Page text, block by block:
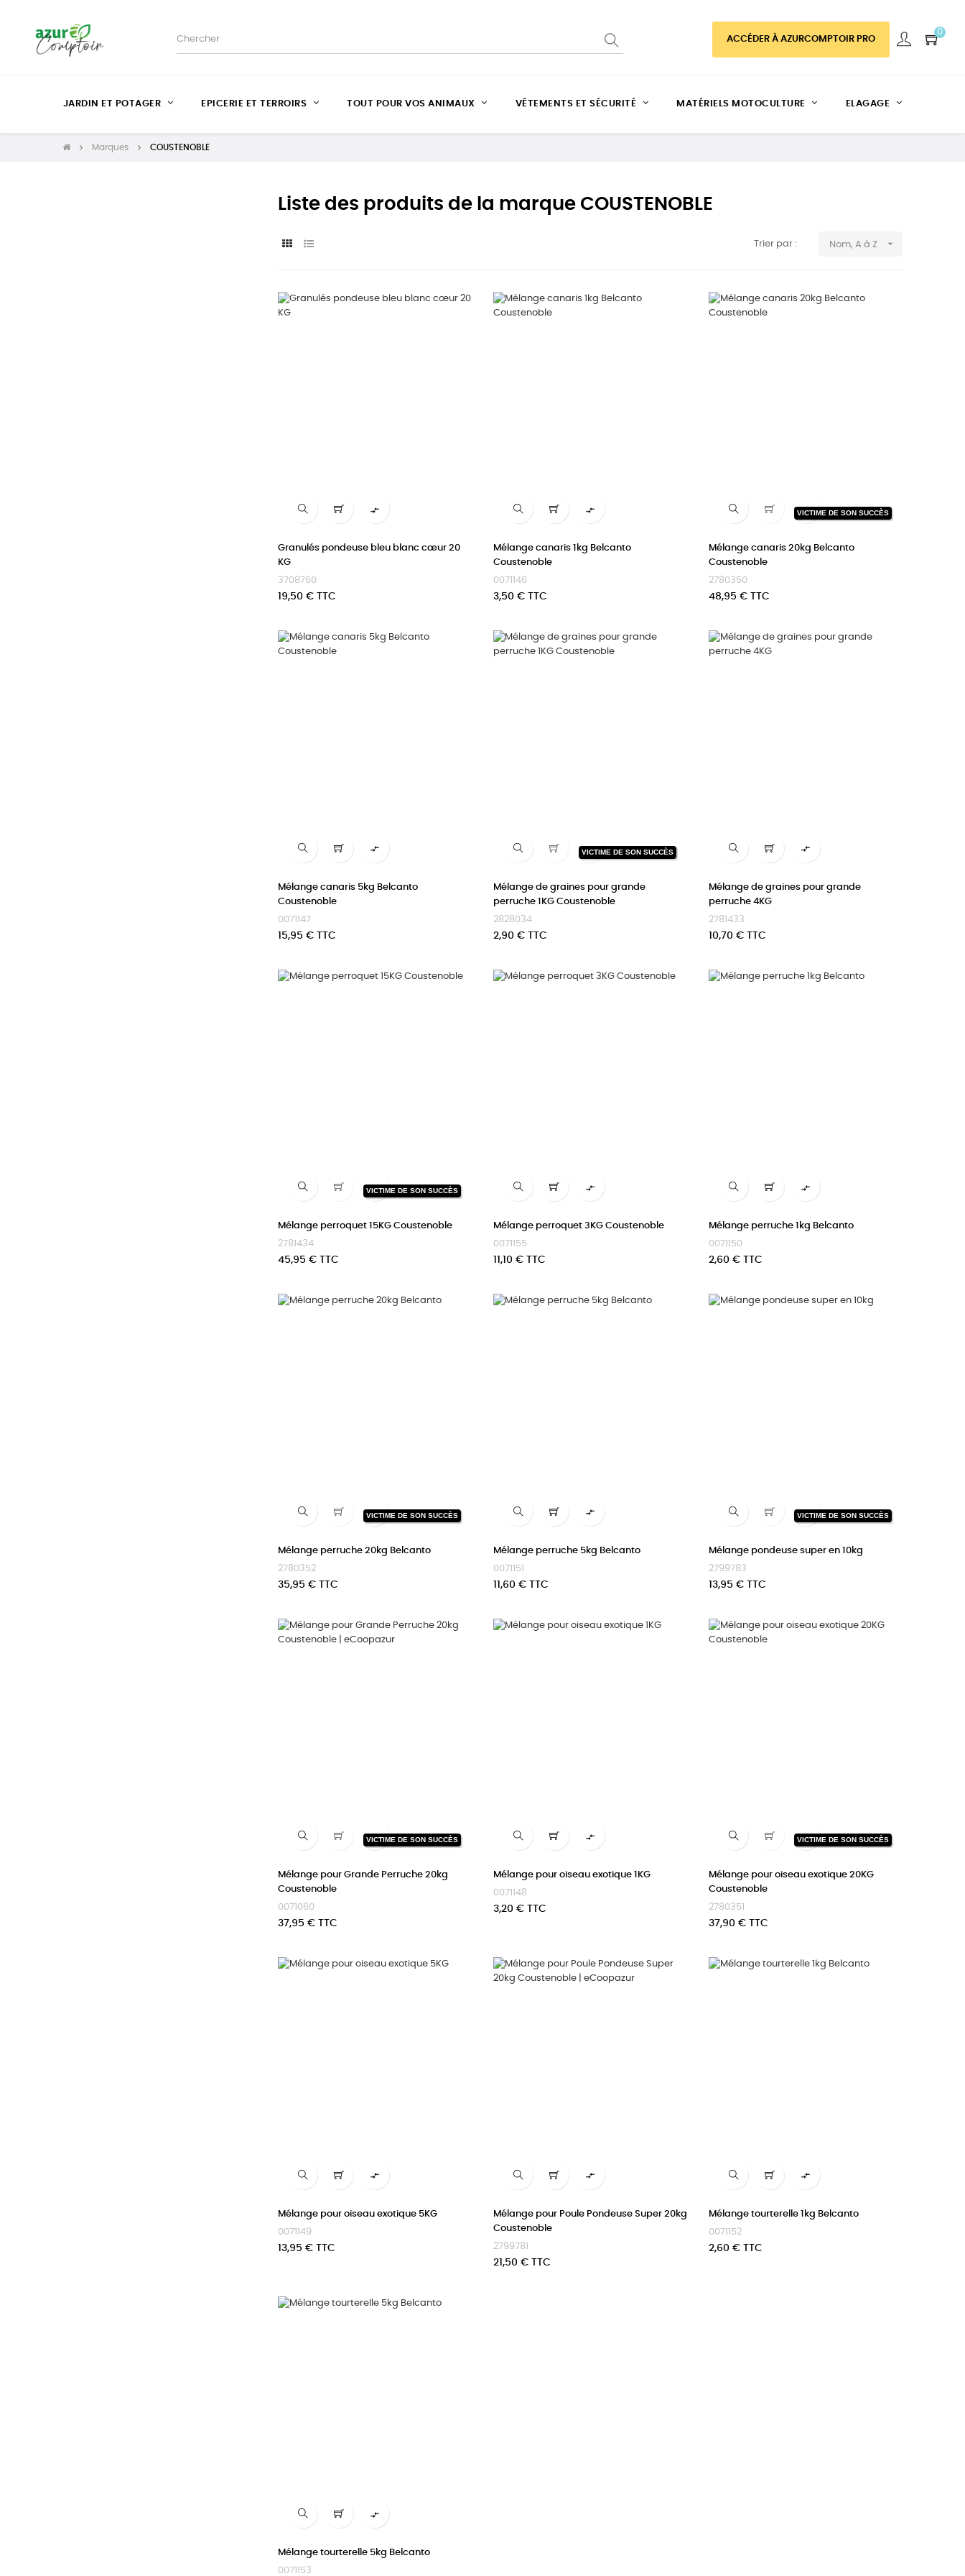
ACCÉDER À AZURCOMPTOIR PRO
0
JARDIN ET POTAGER EPICERIE ET TERROIRS TOUT POUR VOS ANIMAUX VÊTEMENTS ET SÉCURITÉ MATÉRIELS MOTOCULTURE ELAGAGE
Marques COUSTENOBLE
Liste des produits de la marque COUSTENOBLE
Trier par : Nom, A à Z 

Granulés pondeuse bleu blanc cœur 20
KG
3708760
Prix
19,50 € TTC

Mélange canaris 1kg Belcanto
Coustenoble
0071146
Prix
3,50 € TTC
VICTIME DE SON SUCCÈS

Mélange canaris 20kg Belcanto
Coustenoble
2780350
Prix
48,95 € TTC

Mélange canaris 5kg Belcanto
Coustenoble
0071147
Prix
15,95 € TTC
VICTIME DE SON SUCCÈS

Mélange de graines pour grande
perruche 1KG Coustenoble
2828034
Prix
2,90 € TTC

Mélange de graines pour grande
perruche 4KG
2781433
Prix
10,70 € TTC
VICTIME DE SON SUCCÈS

Mélange perroquet 15KG Coustenoble
2781434
Prix
45,95 € TTC

Mélange perroquet 3KG Coustenoble
0071155
Prix
11,10 € TTC

Mélange perruche 1kg Belcanto
0071150
Prix
2,60 € TTC
VICTIME DE SON SUCCÈS

Mélange perruche 20kg Belcanto
2780352
Prix
35,95 € TTC

Mélange perruche 5kg Belcanto
0071151
Prix
11,60 € TTC
VICTIME DE SON SUCCÈS

Mélange pondeuse super en 10kg
2799783
Prix
13,95 € TTC
VICTIME DE SON SUCCÈS

Mélange pour Grande Perruche 20kg
Coustenoble
0071060
Prix
37,95 € TTC

Mélange pour oiseau exotique 1KG
0071148
Prix
3,20 € TTC
VICTIME DE SON SUCCÈS

Mélange pour oiseau exotique 20KG
Coustenoble
2780351
Prix
37,90 € TTC

Mélange pour oiseau exotique 5KG
0071149
Prix
13,95 € TTC

Mélange pour Poule Pondeuse Super 20kg
Coustenoble
2799781
Prix
21,50 € TTC

Mélange tourterelle 1kg Belcanto
0071152
Prix
2,60 € TTC

Mélange tourterelle 5kg Belcanto
0071153